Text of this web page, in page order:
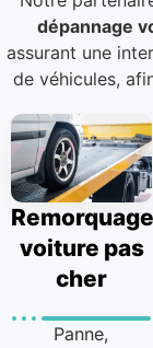
dépannage
assurant une
de véhicules,
Remorquage
voiture pas
cher
Panne,